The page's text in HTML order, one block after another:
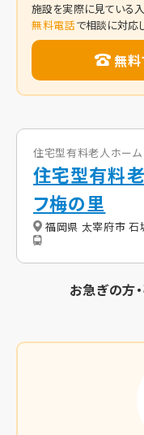
施設を実際に見ている
無料電話で相談に対応
無
住宅型有料老人ホーム
住宅型有料
フ梅の里
福岡県 太宰府市 石
お急ぎの方